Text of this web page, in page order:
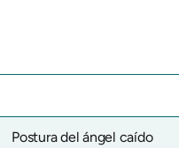
Postura del ángel caído